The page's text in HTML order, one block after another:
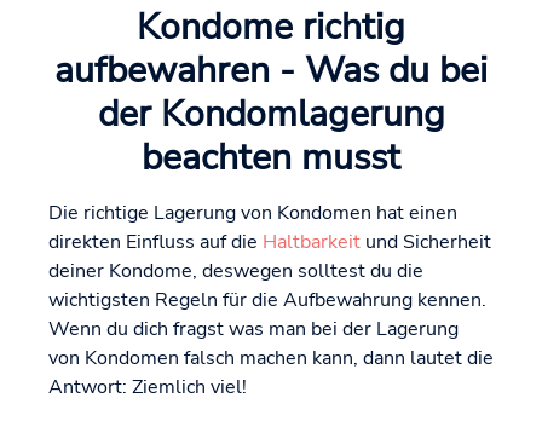
Kondome richtig
aufbewahren - Was du bei
der Kondomlagerung
beachten musst
Die richtige Lagerung von Kondomen hat einen
direkten Einfluss auf die Haltbarkeit und Sicherheit
deiner Kondome, deswegen solltest du die
wichtigsten Regeln für die Aufbewahrung kennen.
Wenn du dich fragst was man bei der Lagerung
von Kondomen falsch machen kann, dann lautet die
Antwort: Ziemlich viel!